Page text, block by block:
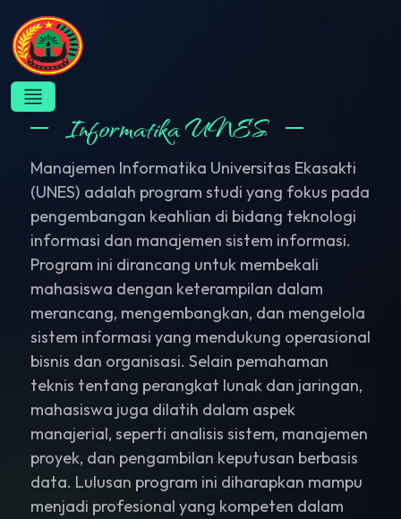
Informatika UNES
Manajemen Informatika Universitas Ekasakti
(UNES) adalah program studi yang fokus pada
pengembangan keahlian di bidang teknologi
informasi dan manajemen sistem informasi.
Program ini dirancang untuk membekali
mahasiswa dengan keterampilan dalam
merancang, mengembangkan, dan mengelola
sistem informasi yang mendukung operasional
bisnis dan organisasi. Selain pemahaman
teknis tentang perangkat lunak dan jaringan,
mahasiswa juga dilatih dalam aspek
manajerial, seperti analisis sistem, manajemen
proyek, dan pengambilan keputusan berbasis
data. Lulusan program ini diharapkan mampu
menjadi profesional yang kompeten dalam